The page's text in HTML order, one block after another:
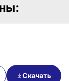
Скачать